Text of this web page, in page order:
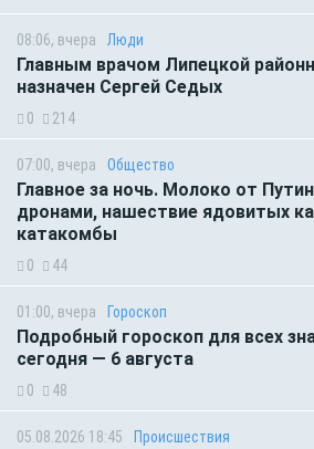
08:06, вчера Люди
Главным врачом Липецкой
назначен Сергей Седых
0 214
07:00, вчера Общество
Главное за ночь. Молоко от
дронами, нашествие ядовитых
катакомбы
0 44
01:00, вчера Гороскоп
Подробный гороскоп для всех
сегодня — 6 августа
0 48
05.08.2026 18:45 Происшествия